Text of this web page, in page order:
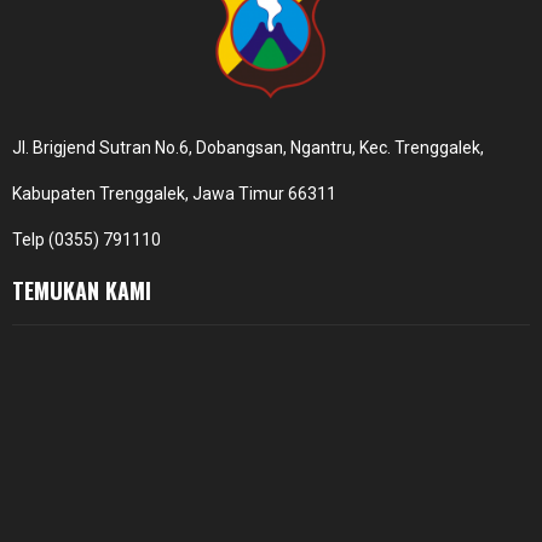
Jl. Brigjend Sutran No.6, Dobangsan, Ngantru, Kec. Trenggalek,
Kabupaten Trenggalek, Jawa Timur 66311
Telp (0355) 791110
TEMUKAN KAMI